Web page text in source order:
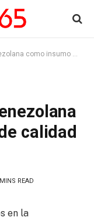
clave de calidad y sostenibilidad
calidad
READ
en la